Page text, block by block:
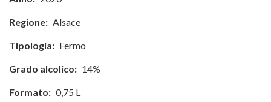
Regione: Alsace
Tipologia: Fermo
Grado alcolico: 14%
Formato: 0,75 L